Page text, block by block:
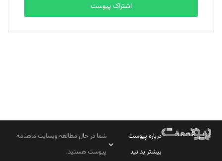
بابک نقاش
تحریریه
اشتراک پیوست
درباره پیوست
بیشتر بدانید
شما در حال مطالعه وبسایت ماهنامه
پیوست هستید.